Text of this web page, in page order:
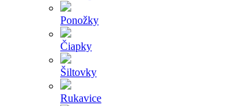
Ponožky
Čiapky
Šiltovky
Rukavice